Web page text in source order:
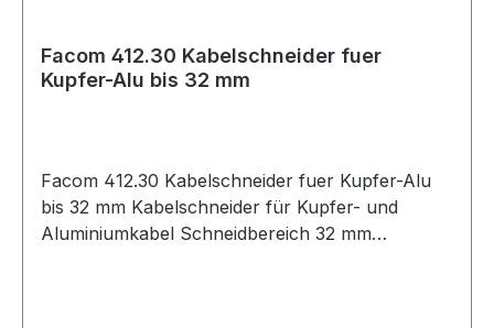
Facom 412.30 Kabelschneider fuer
Kupfer-Alu bis 32 mm
Facom 412.30 Kabelschneider fuer Kupfer-Alu
bis 32 mm Kabelschneider für Kupfer- und
Aluminiumkabel Schneidbereich 32 mm